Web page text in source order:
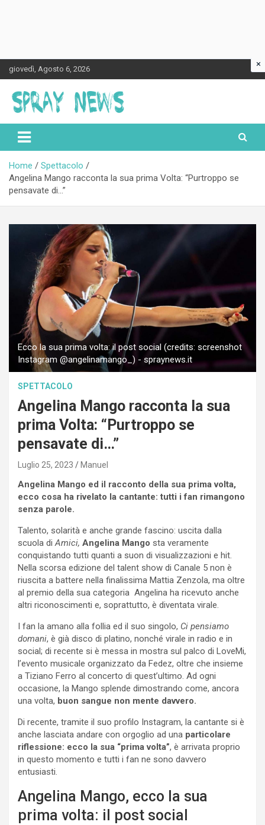
Skip
to
content
giovedì, Agosto 6, 2026
Spraynews.it
Home
Spettacolo
Angelina Mango racconta la sua prima Volta: “Purtroppo se
pensavate di…”
Ecco la sua prima volta: il post social (credits: screenshot
Instagram @angelinamango_) - spraynews.it
SPETTACOLO
Angelina Mango racconta la sua
prima Volta: “Purtroppo se
pensavate di…”
Luglio 25, 2023 Manuel
Angelina Mango ed il racconto della sua prima volta,
ecco cosa ha rivelato la cantante: tutti i fan rimangono
senza parole.
Talento, solarità e anche grande fascino: uscita dalla
scuola di Amici, Angelina Mango sta veramente
conquistando tutti quanti a suon di visualizzazioni e hit.
Nella scorsa edizione del talent show di Canale 5 non è
riuscita a battere nella finalissima Mattia Zenzola, ma oltre
al premio della sua categoria Angelina ha ricevuto anche
altri riconoscimenti e, soprattutto, è diventata virale.
I fan la amano alla follia ed il suo singolo, Ci pensiamo
domani, è già disco di platino, nonché virale in radio e in
social; di recente si è messa in mostra sul palco di LoveMi,
l’evento musicale organizzato da Fedez, oltre che insieme
a Tiziano Ferro al concerto di quest’ultimo. Ad ogni
occasione, la Mango splende dimostrando come, ancora
una volta, buon sangue non mente davvero.
Di recente, tramite il suo profilo Instagram, la cantante si è
anche lasciata andare con orgoglio ad una particolare
riflessione: ecco la sua “prima volta”, è arrivata proprio
in questo momento e tutti i fan ne sono davvero
entusiasti.
Angelina Mango, ecco la sua
prima volta: il post social
×